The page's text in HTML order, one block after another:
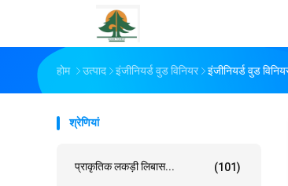
होम उत्पाद इंजीनियर्ड वुड विनियर इंजीनियर्ड वुड
श्रेणियां
प्राकृतिक लकड़ी लिबास... (101)